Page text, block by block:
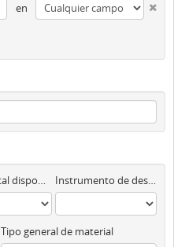
en
Objeto digital disponibles Instrumento de descripción
Tipo general de material